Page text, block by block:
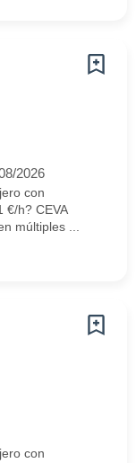
2026
con
€/h? CEVA
múltiples ...
con